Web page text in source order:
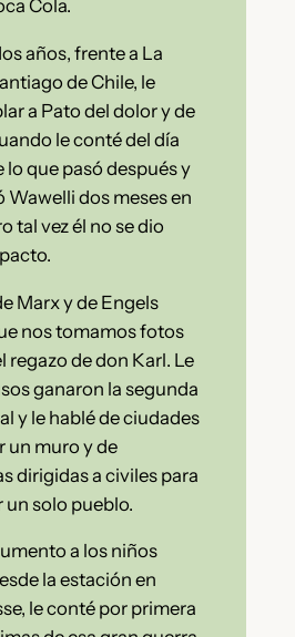
Cola.
años, frente a La
de Chile, le
a Pato del dolor y de
le conté del día
lo que pasó después y
Wawelli dos meses en
tal vez él no se dio
Marx y de Engels
nos tomamos fotos
regazo de don Karl. Le
ganaron la segunda
y le hablé de ciudades
un muro y de
dirigidas a civiles para
un solo pueblo.
a los niños
la estación en
le conté por primera